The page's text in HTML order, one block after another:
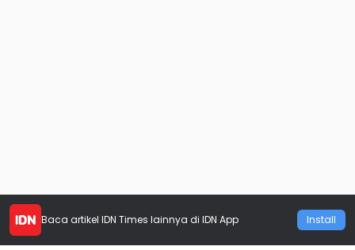
Baca artikel IDN Times lainnya di IDN App Install